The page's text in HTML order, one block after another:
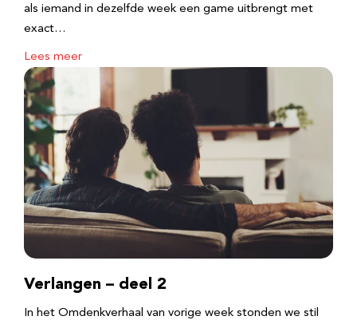
als iemand in dezelfde week een game uitbrengt met
exact…
Lees meer
Verlangen – deel 2
In het Omdenkverhaal van vorige week stonden we stil